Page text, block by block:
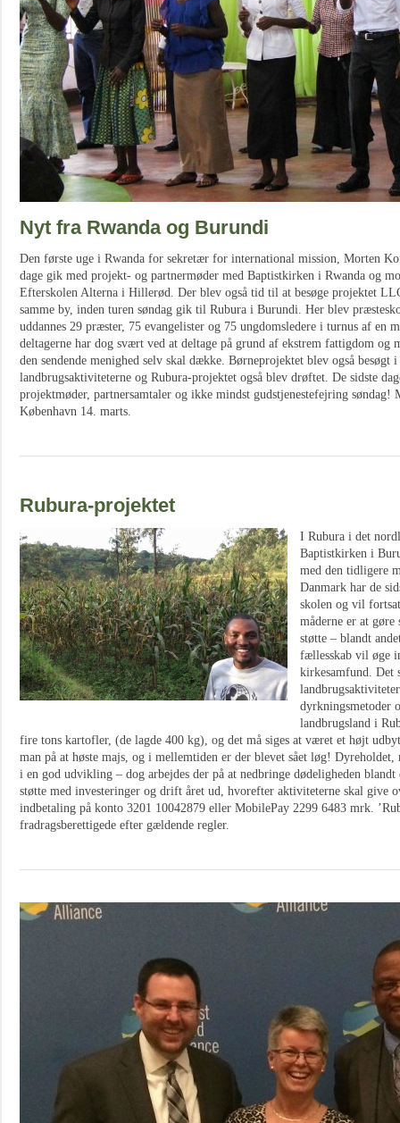
Nyt fra Rwanda og Burundi
Den første uge i Rwanda for sekretær for international mission, Morten
dage gik med projekt- og partnermøder med Baptistkirken i Rwanda og
Efterskolen Alterna i Hillerød. Der blev også tid til at besøge projektet
samme by, inden turen søndag gik til Rubura i Burundi. Her blev
uddannes 29 præster, 75 evangelister og 75 ungdomsledere i turnus af en
deltagerne har dog svært ved at deltage på grund af ekstrem fattigdom og
den sendende menighed selv skal dække. Børneprojektet blev også
landbrugsaktiviteterne og Rubura-projektet også blev drøftet. De sidste
projektmøder, partnersamtaler og ikke mindst gudstjenestefejring søndag!
København 14. marts.
Rubura-projektet
I Rubura i det
Baptistkirken i
med den tidligere
Danmark har de
skolen og vil
måderne er at
støtte – blandt
fællesskab vil øge
kirkesamfund. Det
dyrkningsmetoder
landbrugsland i
fire tons kartofler, (de lagde 400 kg), og det må siges at været et højt
man på at høste majs, og i mellemtiden er der blevet sået løg! Dyreholdet,
i en god udvikling – dog arbejdes der på at nedbringe dødeligheden
støtte med investeringer og drift året ud, hvorefter aktiviteterne skal give
indbetaling på konto 3201 10042879 eller MobilePay 2299 6483 mrk.
fradragsberettigede efter gældende regler.